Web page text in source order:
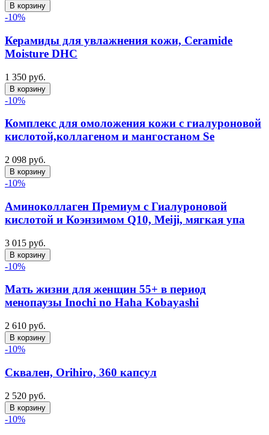
В корзину
-10%
Керамиды для увлажнения кожи, Ceramide
Moisture DHC
1 350 руб.
В корзину
-10%
Комплекс для омоложения кожи с гиалуроновой
кислотой,коллагеном и мангостаном Se
2 098 руб.
В корзину
-10%
Аминоколлаген Премиум c Гиалуроновой
кислотой и Коэнзимом Q10, Meiji, мягкая упа
3 015 руб.
В корзину
-10%
Мать жизни для женщин 55+ в период
менопаузы Inochi no Haha Kobayashi
2 610 руб.
В корзину
-10%
Сквален, Orihiro, 360 капсул
2 520 руб.
В корзину
-10%